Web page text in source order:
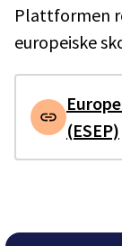
Plattformen
europeiske
(ESEP)